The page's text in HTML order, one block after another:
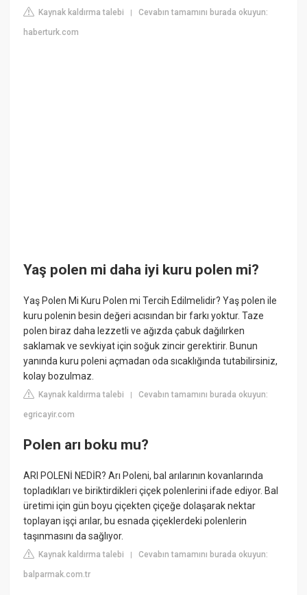
Kaynak kaldırma talebi |Cevabın tamamını burada okuyun:
haberturk.com
Yaş polen mi daha iyi kuru polen mi?
Yaş Polen Mi Kuru Polen mi Tercih Edilmelidir? Yaş polen ile
kuru polenin besin değeri acısından bir farkı yoktur. Taze
polen biraz daha lezzetli ve ağızda çabuk dağılırken
saklamak ve sevkiyat için soğuk zincir gerektirir. Bunun
yanında kuru poleni açmadan oda sıcaklığında tutabilirsiniz,
kolay bozulmaz.
Kaynak kaldırma talebi |Cevabın tamamını burada okuyun:
egricayir.com
Polen arı boku mu?
ARI POLENİ NEDİR? Arı Poleni, bal arılarının kovanlarında
topladıkları ve biriktirdikleri çiçek polenlerini ifade ediyor. Bal
üretimi için gün boyu çiçekten çiçeğe dolaşarak nektar
toplayan işçi arılar, bu esnada çiçeklerdeki polenlerin
taşınmasını da sağlıyor.
Kaynak kaldırma talebi |Cevabın tamamını burada okuyun:
balparmak.com.tr